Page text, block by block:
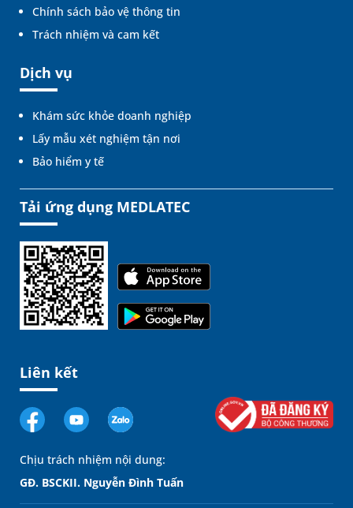
Chính sách bảo vệ thông tin
Trách nhiệm và cam kết
Dịch vụ
Khám sức khỏe doanh nghiệp
Lấy mẫu xét nghiệm tận nơi
Bảo hiểm y tế
Tải ứng dụng MEDLATEC
Liên kết
Chịu trách nhiệm nội dung:
GĐ. BSCKII. Nguyễn Đình Tuấn